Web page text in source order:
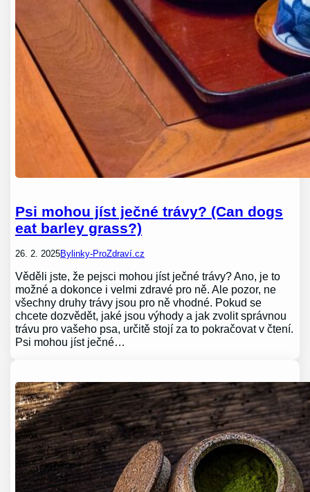
Psi mohou jíst ječné trávy? (Can dogs
eat barley grass?)
26. 2. 2025Bylinky-ProZdraví.cz
Věděli jste, že pejsci mohou jíst ječné trávy? Ano, je to
možné a dokonce i velmi zdravé pro ně. Ale pozor, ne
všechny druhy trávy jsou pro ně vhodné. Pokud se
chcete dozvědět, jaké jsou výhody a jak zvolit správnou
trávu pro vašeho psa, určitě stojí za to pokračovat v čtení.
Psi mohou jíst ječné…